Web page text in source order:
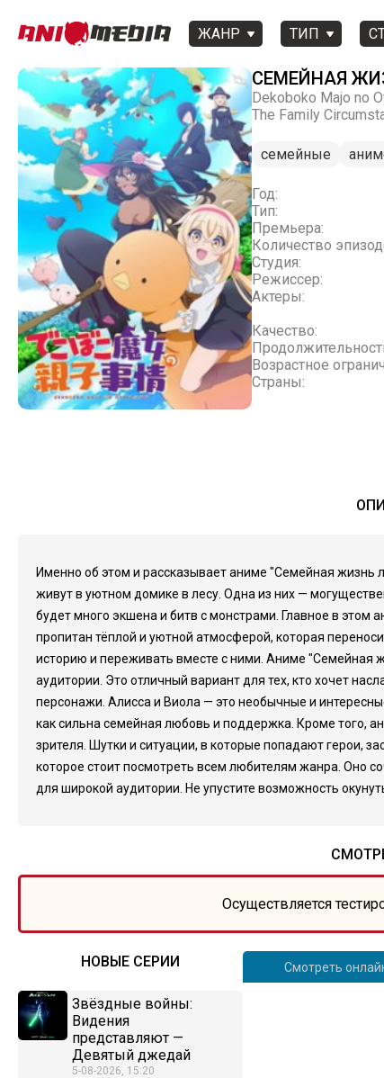
ЖАНР ТИП
СЕМЕЙНАЯ
Dekoboko Majo no
The Family
семейные
Год:
Тип:
Премьера:
Количество
Студия:
Режиссер:
Актеры:
Качество:
Возрастное
Страны:
Именно об этом и рассказывает аниме "Семейная
живут в уютном домике в лесу. Одна из них —
будет много экшена и битв с монстрами. Главное в
пропитан тёплой и уютной атмосферой, которая
историю и переживать вместе с ними. Аниме "Семейная
аудитории. Это отличный вариант для тех, кто хочет
персонажи. Алисса и Виола — это необычные и
как сильна семейная любовь и поддержка. Кроме того,
зрителя. Шутки и ситуации, в которые попадают герои,
которое стоит посмотреть всем любителям жанра. Оно
для широкой аудитории. Не упустите возможность
Осуществляется
НОВЫЕ СЕРИИ
Звёздные войны:
Видения
представляют —
Девятый джедай
5-08-2026, 15:20
Смотреть